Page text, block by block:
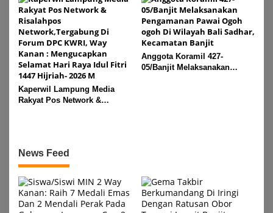
Asam, Kecamatan Banjit
Kaperwil Lampung Media
Rakyat Pos Network &
Raya Idul Fitri 1447 Hijriah-
2026 M
Anggota Koramil 427-
05/Banjit Melaksanakan
News Feed